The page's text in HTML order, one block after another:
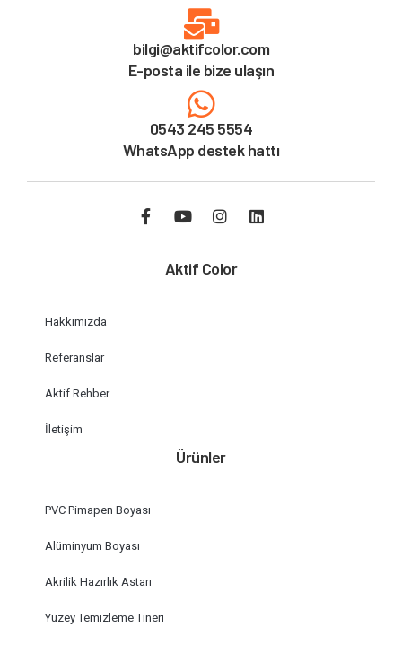
bilgi@aktifcolor.com
E-posta ile bize ulaşın
0543 245 5554
WhatsApp destek hattı
Aktif Color
Hakkımızda
Referanslar
Aktif Rehber
İletişim
Ürünler
PVC Pimapen Boyası
Alüminyum Boyası
Akrilik Hazırlık Astarı
Yüzey Temizleme Tineri